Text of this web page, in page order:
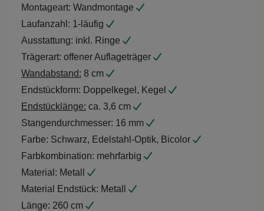
Montageart: Wandmontage
Laufanzahl: 1-läufig
Ausstattung: inkl. Ringe
Trägerart: offener Auflageträger
Wandabstand: 8 cm
Endstückform: Doppelkegel, Kegel
Endstücklänge: ca. 3,6 cm
Stangendurchmesser: 16 mm
Farbe: Schwarz, Edelstahl-Optik, Bicolor
Farbkombination: mehrfarbig
Material: Metall
Material Endstück: Metall
Länge: 260 cm